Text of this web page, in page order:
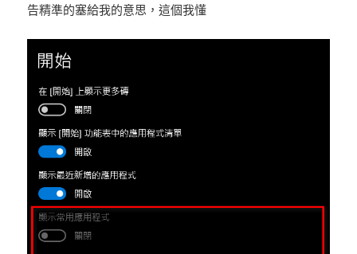
告精準的塞給我的意思，這個我懂